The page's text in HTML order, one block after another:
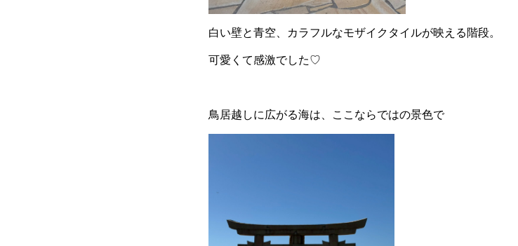
白い壁と青空、カラフルなモザイクタイルが映える階段。
可愛くて感激でした♡
鳥居越しに広がる海は、ここならではの景色で